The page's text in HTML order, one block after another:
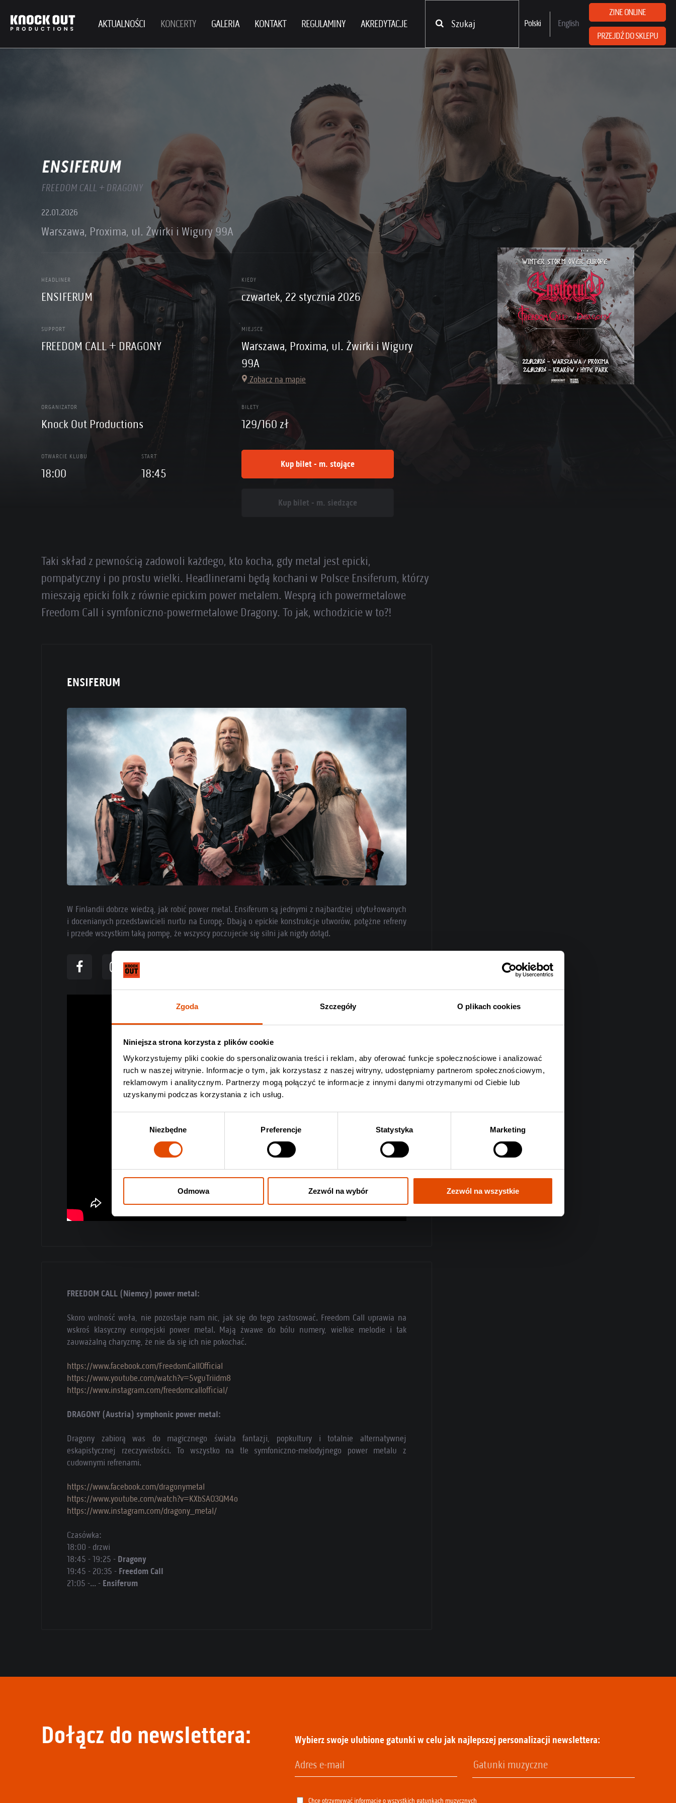
Zgoda Szczegóły O plikach cookies
Niniejsza strona korzysta z plików cookie
Wykorzystujemy pliki cookie do spersonalizowania treści i reklam, aby oferować funkcje społecznościowe i analizować
ruch w naszej witrynie. Informacje o tym, jak korzystasz z naszej witryny, udostępniamy partnerom społecznościowym,
reklamowym i analitycznym. Partnerzy mogą połączyć te informacje z innymi danymi otrzymanymi od Ciebie lub
uzyskanymi podczas korzystania z ich usług.
Niezbędne Preferencje Statystyka Marketing
Odmowa Zezwól na wybór Zezwól na wszystkie
AKTUALNOŚCI KONCERTY GALERIA KONTAKT REGULAMINY AKREDYTACJE Polski English
ZINE ONLINE
PRZEJDŹ DO SKLEPU
ENSIFERUM
FREEDOM CALL + DRAGONY
22.01.2026
Warszawa, Proxima, ul. Żwirki i Wigury 99A
HEADLINER
ENSIFERUM
KIEDY
czwartek, 22 stycznia 2026
SUPPORT
FREEDOM CALL + DRAGONY
MIEJSCE
Warszawa, Proxima, ul. Żwirki i Wigury
99A
Zobacz na mapie
ORGANIZATOR
Knock Out Productions
BILETY
129/160 zł
OTWARCIE KLUBU
18:00
START
18:45
Kup bilet - m. stojące
Kup bilet - m. siedzące
Taki skład z pewnością zadowoli każdego, kto kocha, gdy metal jest epicki,
pompatyczny i po prostu wielki. Headlinerami będą kochani w Polsce Ensiferum, którzy
mieszają epicki folk z równie epickim power metalem. Wesprą ich powermetalowe
Freedom Call i symfoniczno-powermetalowe Dragony. To jak, wchodzicie w to?!
ENSIFERUM
W Finlandii dobrze wiedzą, jak robić power metal. Ensiferum są jednymi z najbardziej utytułowanych
i docenianych przedstawicieli nurtu na Europę. Dbają o epickie konstrukcje utworów, potężne refreny
i przede wszystkim taką pompę, że wszyscy poczujecie się silni jak nigdy dotąd.
FREEDOM CALL (Niemcy) power metal:
Skoro wolność woła, nie pozostaje nam nic, jak się do tego zastosować. Freedom Call uprawia na
wskroś klasyczny europejski power metal. Mają żwawe do bólu numery, wielkie melodie i tak
zauważalną charyzmę, że nie da się ich nie pokochać.
https://www.facebook.com/FreedomCallOfficial
https://www.youtube.com/watch?v=5vguTriidm8
https://www.instagram.com/freedomcallofficial/
DRAGONY (Austria) symphonic power metal:
Dragony zabiorą was do magicznego świata fantazji, popkultury i totalnie alternatywnej
eskapistycznej rzeczywistości. To wszystko na tle symfoniczno-melodyjnego power metalu z
cudownymi refrenami.
https://www.facebook.com/dragonymetal
https://www.youtube.com/watch?v=KXbSAO3QM4o
https://www.instagram.com/dragony_metal/
Czasówka:
18:00 - drzwi
18:45 - 19:25 - Dragony
19:45 - 20:35 - Freedom Call
21:05 -... - Ensiferum
Dołącz do newslettera: Wybierz swoje ulubione gatunki w celu jak najlepszej personalizacji newslettera:
Chcę otrzymywać informacje o wszystkich gatunkach muzycznych